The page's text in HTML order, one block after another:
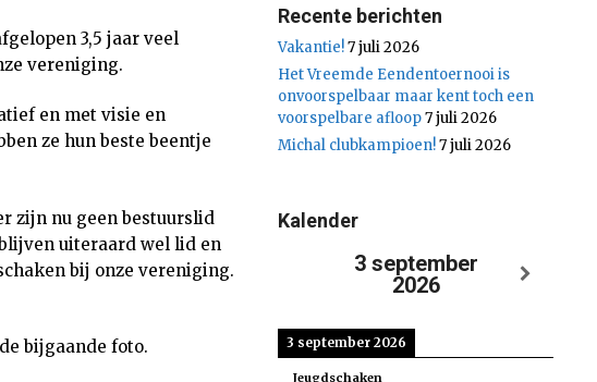
3,5 jaar veel
vereniging.
en met visie en
ze hun beste beentje
zijn nu geen bestuurslid
uiteraard wel lid en
bij onze vereniging.
bijgaande foto.
Recente berichten
Vakantie!7 juli 2026
Het Vreemde Eendentoernooi is
onvoorspelbaar maar kent toch een
voorspelbare afloop7 juli 2026
Michal clubkampioen!7 juli 2026
Kalender
3 september
2026
3 september 2026
Jeugdschaken